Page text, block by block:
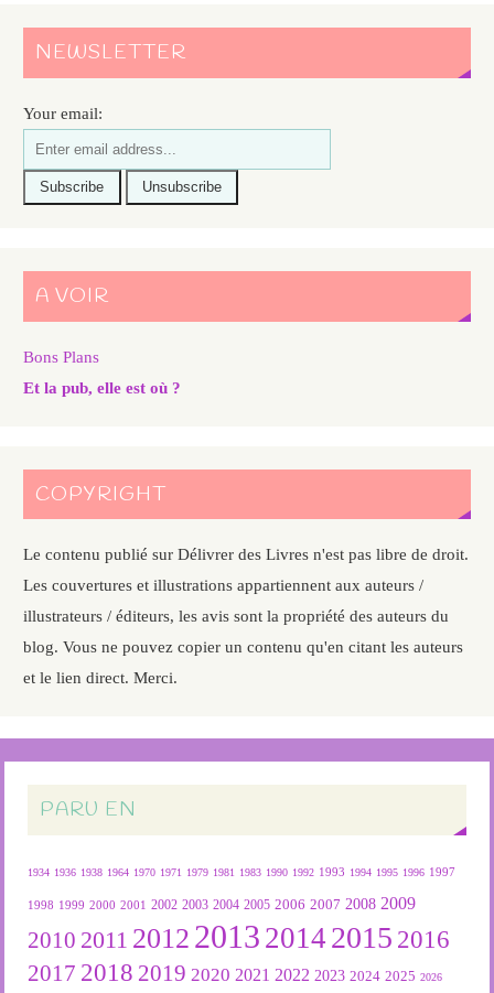
NEWSLETTER
Your email:
A VOIR
Bons Plans
Et la pub, elle est où ?
COPYRIGHT
Le contenu publié sur Délivrer des Livres n'est pas libre de droit.
Les couvertures et illustrations appartiennent aux auteurs /
illustrateurs / éditeurs, les avis sont la propriété des auteurs du
blog. Vous ne pouvez copier un contenu qu'en citant les auteurs
et le lien direct. Merci.
PARU EN
1934 1936 1938 1964 1970 1971 1979 1981 1983 1990 1992 1993 1994 1995 1996 1997
1998 1999 2000 2001 2002 2003 2004 2005 2006 2007 2008 2009
2010 2011 2012 2013 2014 2015 2016
2017 2018 2019 2020 2021 2022 2023 2024 2025 2026